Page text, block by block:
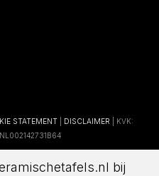
STATEMENT DISCLAIMER | KVK:
bij